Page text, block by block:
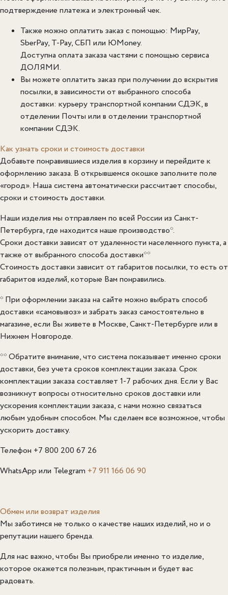
подтверждение платежа и электронный чек.
Также можно оплатить заказ с помощью: МирPay,
SberPay, T-Pay, СБП или ЮMoney.
Доступна оплата заказа частями с помощью сервиса
ДОЛЯМИ.
Вы можете оплатить заказ при получении до вскрытия
посылки, в зависимости от выбранного способа
доставки: курьеру транспортной компании СДЭК, в
отделении Почты или в отделении транспортной
компании СДЭК.
Как узнать сроки и стоимость доставки
Добавьте понравившиеся изделия в корзину и перейдите к
оформлению заказа. В открывшемся окошке заполните поле
«город». Наша система автоматически рассчитает способы,
сроки и стоимость доставки.
Наши изделия мы отправляем по всей России из Санкт-
Петербурга, где находится наше производство*.
Сроки доставки зависят от удаленности населенного пункта, а
также от выбранного способа доставки**
Стоимость доставки зависит от габаритов посылки, то есть от
габаритов изделий, которые Вам понравились.
* При оформлении заказа на сайте можно выбрать способ
доставки «самовывоз» и забрать заказ самостоятельно в
магазине, если Вы живете в Москве, Санкт-Петербурге или в
Нижнем Новгороде.
** Обратите внимание, что система показывает именно сроки
доставки, без учета сроков комплектации заказа. Срок
комплектации заказа составляет 1-7 рабочих дня. Если у Вас
возникнут вопросы относительно сроков доставки или
ускорения комплектации заказа, с нами можно связаться
любым удобным способом. Мы сделаем все возможное, чтобы
ускорить доставку.
Телефон +7 800 200 67 26
WhatsApp или Telegram +7 911 166 06 90
Обмен или возврат изделия
Мы заботимся не только о качестве наших изделий, но и о
репутации нашего бренда.
Для нас важно, чтобы Вы приобрели именно то изделие,
которое окажется полезным, практичным и будет вас
радовать.